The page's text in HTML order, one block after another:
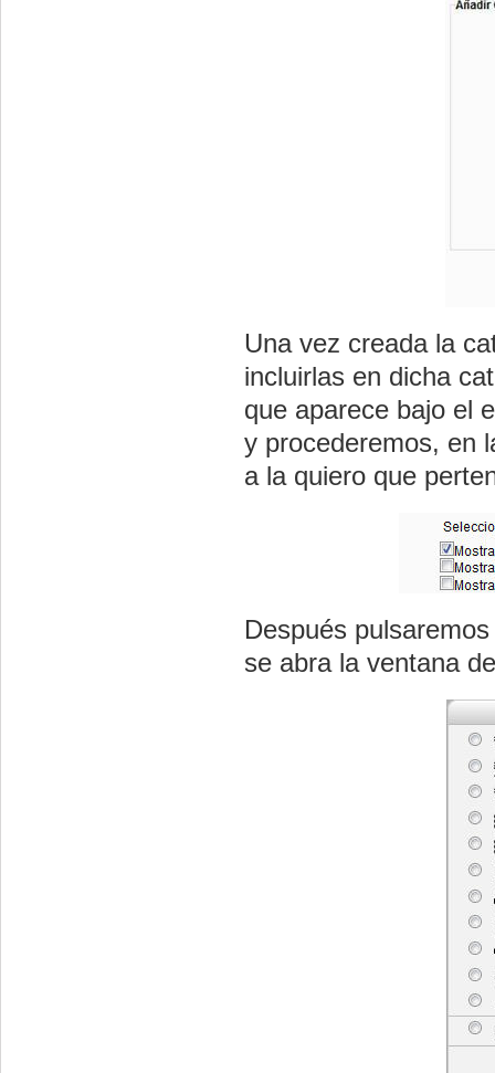
Una vez creada la
incluirlas en dicha
que aparece bajo el
y procederemos, en
a la quiero que
Después
se abra la ventana